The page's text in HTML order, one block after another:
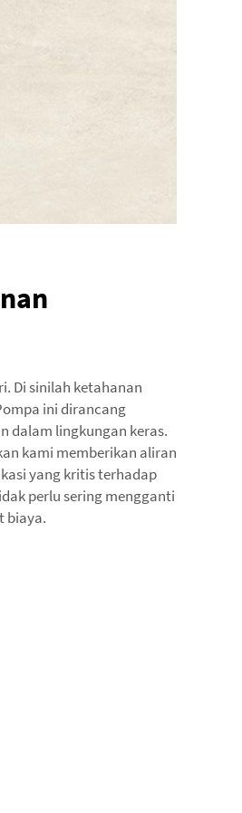
Di sinilah ketahanan
ini dirancang
dalam lingkungan keras.
kami memberikan aliran
yang kritis terhadap
perlu sering mengganti
biaya.